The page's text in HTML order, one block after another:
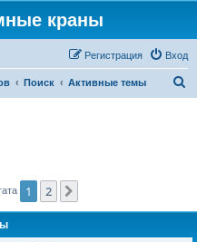
краны
Вход
Регистрация
Поиск Активные темы
1 2